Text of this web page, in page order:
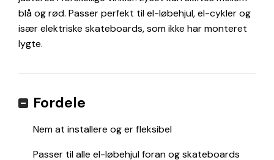
blå og rød. Passer perfekt til el-løbehjul, el-cykler og
især elektriske skateboards, som ikke har monteret
lygte.
Fordele
Nem at installere og er fleksibel
Passer til alle el-løbehjul foran og skateboards